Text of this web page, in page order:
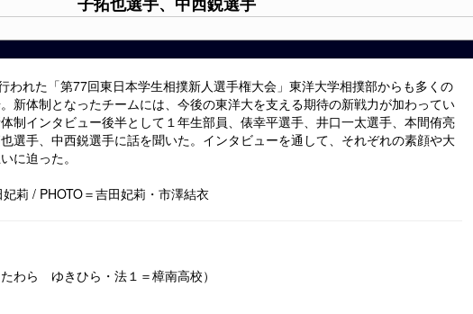
子拓也選手、中西鋭選手
われた「第77回東日本学生相撲新人選手権大会」東洋大学相撲部からも多くの
新体制となったチームには、今後の東洋大を支える期待の新戦力が加わってい
制インタビュー後半として１年生部員、俵幸平選手、井口一太選手、本間侑亮
選手、中西鋭選手に話を聞いた。インタビューを通して、それぞれの素顔や大
に迫った。
莉 / PHOTO＝吉田妃莉・市澤結衣
わら ゆきひら・法１＝樟南高校）